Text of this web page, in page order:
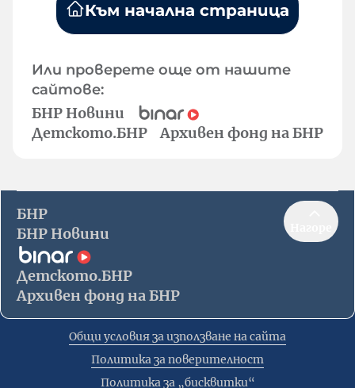
Към начална страница
Или проверете още от нашите
сайтове:
БНР Новини
Детското.БНР
Архивен фонд на БНР
БНР
БНР Новини
Детското.БНР
Архивен фонд на БНР
Общи условия за използване на сайта
Политика за поверителност
Политика за „бисквитки“